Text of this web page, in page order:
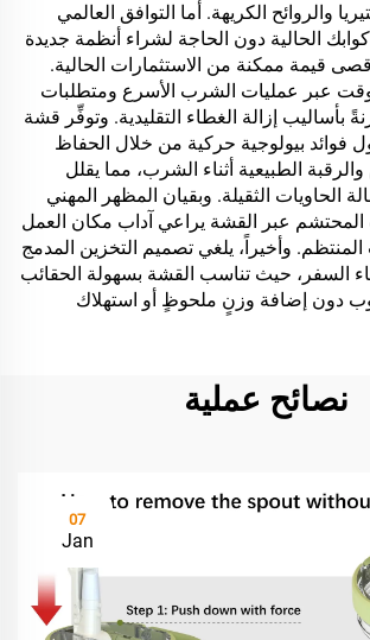
والروائح الكريهة. أما التوافق العالمي
الحالية دون الحاجة لشراء أنظمة جديدة
قيمة ممكنة من الاستثمارات الحالية.
عبر عمليات الشرب الأسرع ومتطلبات
بأساليب إزالة الغطاء التقليدية. وتوفِّر قشة
فوائد بيولوجية حركية من خلال الحفاظ
الطبيعية أثناء الشرب، مما يقلل
الحاويات الثقيلة. وبقيان المظهر المهني
عبر القشة يراعي آداب مكان العمل
وأخيراً، يلغي تصميم التخزين المدمج
السفر، حيث تناسب القشة بسهولة الحقائب
دون إضافة وزنٍ ملحوظٍ أو استهلاك
نصائح عملية
07
Jan